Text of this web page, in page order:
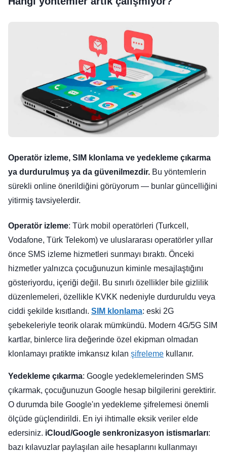
Operatör izleme, SIM klonlama ve yedekleme çıkarma
ya durdurulmuş ya da güvenilmezdir. Bu yöntemlerin
sürekli online önerildiğini görüyorum — bunlar güncelliğini
yitirmiş tavsiyelerdir.
Operatör izleme: Türk mobil operatörleri (Turkcell,
Vodafone, Türk Telekom) ve uluslararası operatörler yıllar
önce SMS izleme hizmetleri sunmayı bıraktı. Önceki
hizmetler yalnızca çocuğunuzun kiminle mesajlaştığını
gösteriyordu, içeriği değil. Bu sınırlı özellikler bile gizlilik
düzenlemeleri, özellikle KVKK nedeniyle durduruldu veya
ciddi şekilde kısıtlandı. SIM klonlama: eski 2G
şebekeleriyle teorik olarak mümkündü. Modern 4G/5G SIM
kartlar, binlerce lira değerinde özel ekipman olmadan
klonlamayı pratikte imkansız kılan şifreleme kullanır.
Yedekleme çıkarma: Google yedeklemelerinden SMS
çıkarmak, çocuğunuzun Google hesap bilgilerini gerektirir.
O durumda bile Google'ın yedekleme şifrelemesi önemli
ölçüde güçlendirildi. En iyi ihtimalle eksik veriler elde
edersiniz. iCloud/Google senkronizasyon istismarları:
bazı kılavuzlar paylaşılan aile hesaplarını kullanmayı